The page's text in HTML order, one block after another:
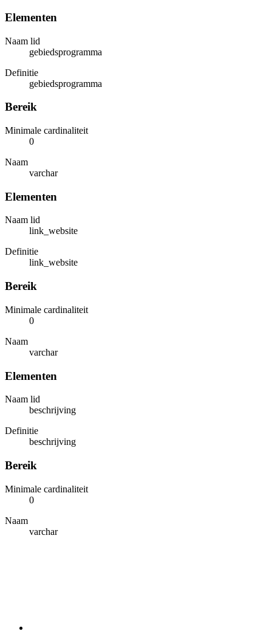
Elementen
Naam lid
gebiedsprogramma
Definitie
gebiedsprogramma
Bereik
Minimale cardinaliteit
0
Naam
varchar
Elementen
Naam lid
link_website
Definitie
link_website
Bereik
Minimale cardinaliteit
0
Naam
varchar
Elementen
Naam lid
beschrijving
Definitie
beschrijving
Bereik
Minimale cardinaliteit
0
Naam
varchar